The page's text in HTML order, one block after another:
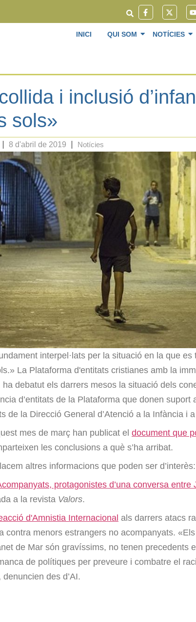
INICI QUI SOM NOTÍCIES
i inclusió
sols»
8 d'abril de 2019 Notícies
interpel·lats per la situació en la que es
La Plataforma d'entitats cristianes amb la
ha debatut els darrers mesos la situació dels
d’entitats de la Plataforma que donen suport
de la Direcció General d’Atenció a la Infància i a
mes de març han publicat el document que
les conclusions a què s’ha arribat.
altres informacions que poden ser d’interès:
protagonistes d’una conversa entre
a la revista Valors.
d'Amnistia Internacional als darrers atacs
contra menors estrangers no acompanyats.
de Mar són gravíssims, no tenen precedents
de polítiques per preveure i combatre el
des d’AI.